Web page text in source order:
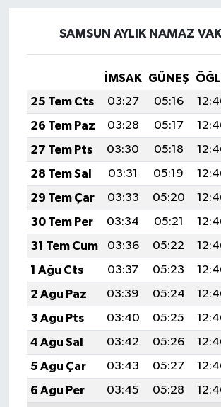
SAMSUN AYLIK NAMAZ
İMSAK GÜNEŞ
25 Tem Cts
03:27 05:16
26 Tem Paz
03:28 05:17
27 Tem Pts
03:30 05:18
28 Tem Sal
03:31 05:19
29 Tem Çar
03:33 05:20
30 Tem Per
03:34 05:21
31 Tem Cum
03:36 05:22
1 Ağu Cts
03:37 05:23
2 Ağu Paz
03:39 05:24
3 Ağu Pts
03:40 05:25
4 Ağu Sal
03:42 05:26
5 Ağu Çar
03:43 05:27
6 Ağu Per
03:45 05:28